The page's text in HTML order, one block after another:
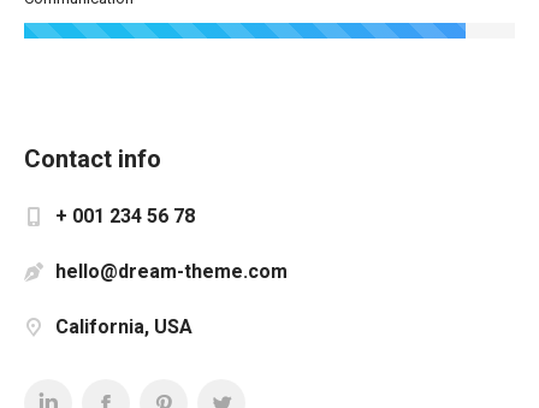
Contact info
+ 001 234 56 78
hello@dream-theme.com
California, USA